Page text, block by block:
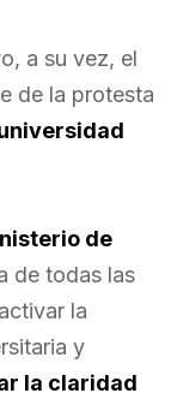
a su vez, el
de la protesta
de
de todas las
la
y
la claridad